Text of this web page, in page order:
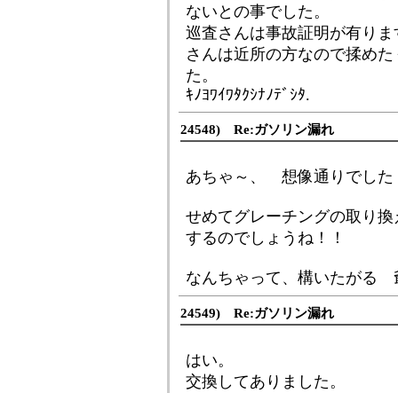
ないとの事でした。
巡査さんは事故証明が有り
さんは近所の方なので揉め
た。
ｷﾉﾖﾜｲﾜﾀｸｼﾅﾉﾃﾞｼﾀ.
24548) Re:ガソリン漏れ
あちゃ～、 想像通りでした
せめてグレーチングの取り
するのでしょうね！！
なんちゃって、構いたがる
24549) Re:ガソリン漏れ
はい。
交換してありました。